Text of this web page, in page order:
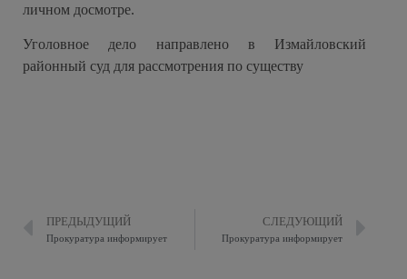
личном досмотре.
Уголовное дело направлено в Измайловский
районный суд для рассмотрения по существу
ПРЕДЫДУЩИЙ
Прокуратура информирует
СЛЕДУЮЩИЙ
Прокуратура информирует